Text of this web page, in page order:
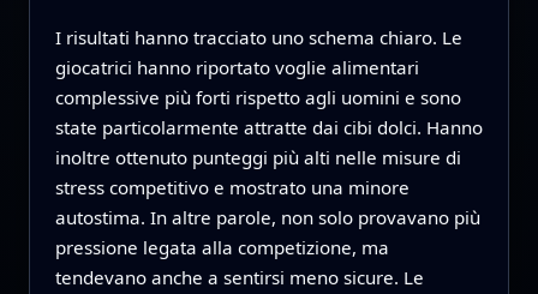
I risultati hanno tracciato uno schema chiaro. Le
giocatrici hanno riportato voglie alimentari
complessive più forti rispetto agli uomini e sono
state particolarmente attratte dai cibi dolci. Hanno
inoltre ottenuto punteggi più alti nelle misure di
stress competitivo e mostrato una minore
autostima. In altre parole, non solo provavano più
pressione legata alla competizione, ma
tendevano anche a sentirsi meno sicure. Le